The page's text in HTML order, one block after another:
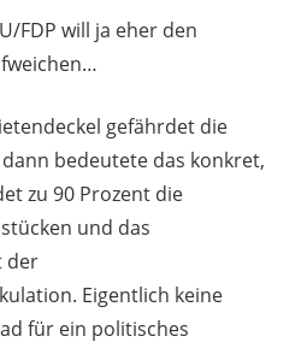
FDP will ja eher den
gefährdet die
bedeutete das konkret,
zu 90 Prozent die
und das
der
Eigentlich keine
für ein politisches